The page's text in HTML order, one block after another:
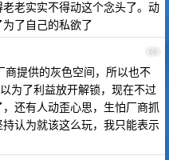
老实实不得动这个念头了。动
了自己的私欲了
69
商提供的灰色空间，所以也不
为了利益放开解锁，现在不过
还有人动歪心思，生怕厂商抓
认为就该这么玩，我只能表示